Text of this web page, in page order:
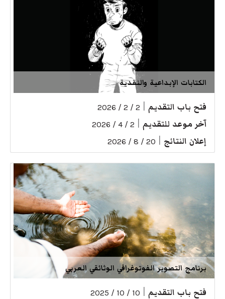
الكتابات الإبداعية والنقدية
فتح باب التقديم 2 / 2 / 2026
آخر موعد للتقديم 2 / 4 / 2026
إعلان النتائج 20 / 8 / 2026
برنامج التصوير الفوتوغرافي الوثائقي العربي
فتح باب التقديم 10 / 10 / 2025